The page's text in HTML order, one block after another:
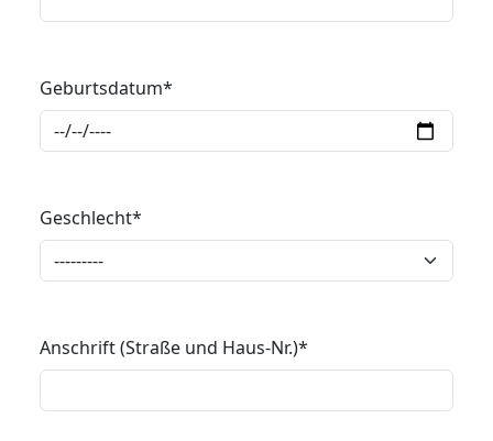
Geburtsdatum*
Geschlecht*
Anschrift (Straße und Haus-Nr.)*